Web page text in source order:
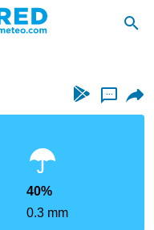
...
40%
0.3 mm